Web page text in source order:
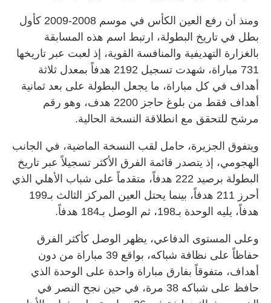
ومنذ أن رفع العين الكأس في موسم 2008-2009 كأول
بطل في تاريخ البطولة، ارتبط اسم هذه المسابقة
بالغزارة التهديفية والمنافسة القوية، إذ لعبت عبر تاريخها
731 مباراة، شهدت تسجيل 2192 هدفاً بمعدل ثلاثة
أهداف في كل مباراة، ما يجعل البطولة على بعد ثمانية
أهداف فقط من بلوغ حاجز 2200 هدف، وهو رقم
مرشح للتحقق مع انطلاقة النسخة الحالية.
ويتفوق الجزيرة، حامل لقب النسخة الماضية، في الجانب
الهجومي، إذ يتصدر قائمة الفرق الأكثر تسجيلاً عبر تاريخ
البطولة برصيد 222 هدفاً، متقدماً على شباب الأهلي الذي
أحرز 211 هدفاً، بينما يحتل العين المركز الثالث بـ199
هدفاً، يليه الوحدة بـ198، ثم الوصل بـ184 هدفاً.
وعلى المستوى الدفاعي، يظهر الوصل كأكثر الفرق
حفاظاً على نظافة شباكه، بواقع 39 مباراة من دون
أهداف، متفوقاً بفارق مباراة واحدة على الوحدة الذي
حافظ على شباكه 38 مرة، في حين نجح النصر في